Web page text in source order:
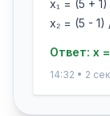
x₁ = (5 +
x₂ = (5 - 1)
Ответ: x
14:32 • 2 сек